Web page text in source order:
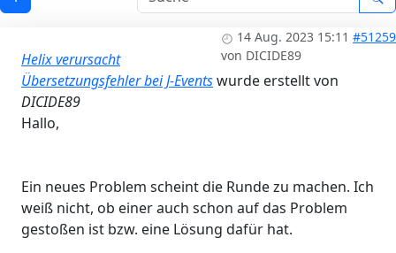
14 Aug. 2023 15:11 #51259
von DICIDE89
Helix verursacht
Übersetzungsfehler bei J-Eventswurde erstellt von
DICIDE89
Hallo,
Ein neues Problem scheint die Runde zu machen. Ich
weiß nicht, ob einer auch schon auf das Problem
gestoßen ist bzw. eine Lösung dafür hat.